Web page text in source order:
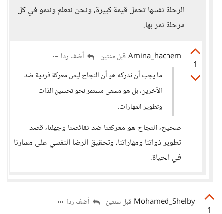
الرحلة نفسها تحمل قيمة كبيرة، ونحن نتعلم وننمو في كل
مرحلة نمر بها.
1
Amina_hachem قبل سنتين
أضف ردا
ما يجب أن ندركه هو أن النجاح ليس معركة فردية ضد
الآخرين، بل هو مسعى مستمر نحو تحسين الذات
وتطوير المهارات.
صحيح، النجاح هو معركتنا ضد نقائصنا وجهلنا، قصد
تطوير ذواتنا ومهاراتنا، وتحقيق الرضا النفسي على مسارنا
في الحياة.
1
Mohamed_Shelby قبل سنتين أضف ردا